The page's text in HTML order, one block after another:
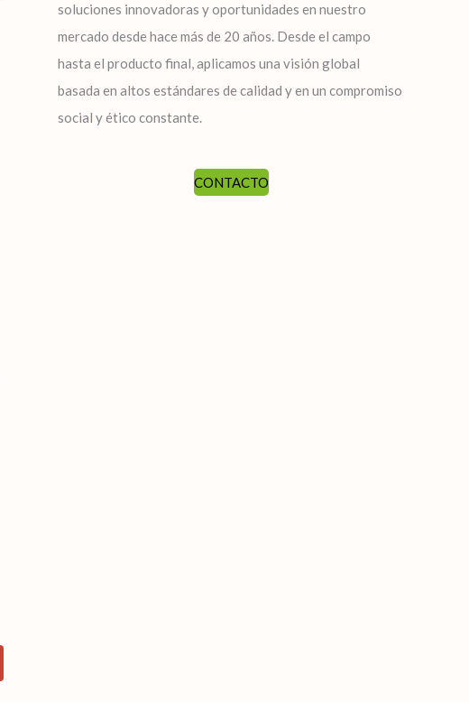
soluciones innovadoras y oportunidades en nuestro
mercado desde hace más de 20 años. Desde el campo
hasta el producto final, aplicamos una visión global
basada en altos estándares de calidad y en un compromiso
social y ético constante.
CONTACTO